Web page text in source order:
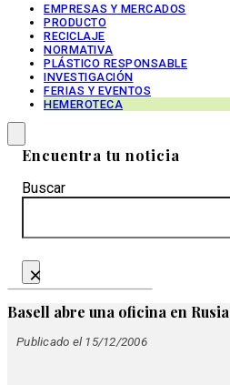
EMPRESAS Y MERCADOS
PRODUCTO
RECICLAJE
NORMATIVA
PLÁSTICO RESPONSABLE
INVESTIGACIÓN
FERIAS Y EVENTOS
HEMEROTECA
Encuentra tu noticia
Buscar
×
Basell abre una oficina en Rusia
Publicado el 15/12/2006